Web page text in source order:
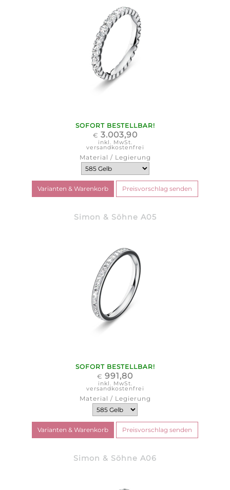
SOFORT BESTELLBAR!
€ 3.003,90
inkl. MwSt.
versandkostenfrei
Material / Legierung
Simon & Söhne A05
SOFORT BESTELLBAR!
€ 991,80
inkl. MwSt.
versandkostenfrei
Material / Legierung
Simon & Söhne A06